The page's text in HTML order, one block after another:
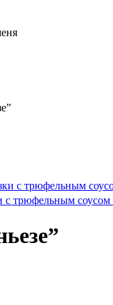
с трюфельным соусом